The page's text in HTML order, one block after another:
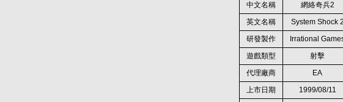
中文名稱
網絡奇兵2
英文名稱
System Shock
研發製作
Irrational
遊戲類型
射擊
代理廠商
EA
上市日期
1999/08/11